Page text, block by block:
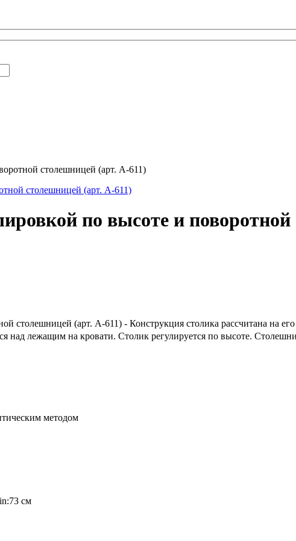
столешницей (арт. А-611)
по высоте и
столешницей (арт. А-611) - Конструкция столика рассчитана на
над лежащим на кровати. Столик регулируется по высоте.
методом
см